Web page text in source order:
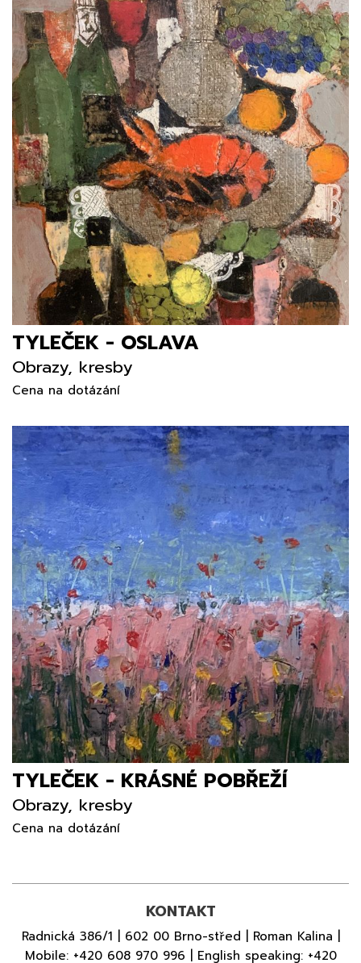
TYLEČEK - OSLAVA
Obrazy, kresby
Cena na dotázání
TYLEČEK - KRÁSNÉ POBŘEŽÍ
Obrazy, kresby
Cena na dotázání
KONTAKT
Radnická 386/1 | 602 00 Brno-střed | Roman Kalina |
Mobile: +420 608 970 996 | English speaking: +420